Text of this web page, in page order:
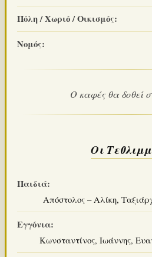
Πόλη / Χωριό / Οικισμός:
Νομός:
Ο καφές θα δοθεί
Οι
Παιδιά:
Απόστολος – Αλίκη,
Εγγόνια:
Κωνσταντίνος, Ιωάννης,